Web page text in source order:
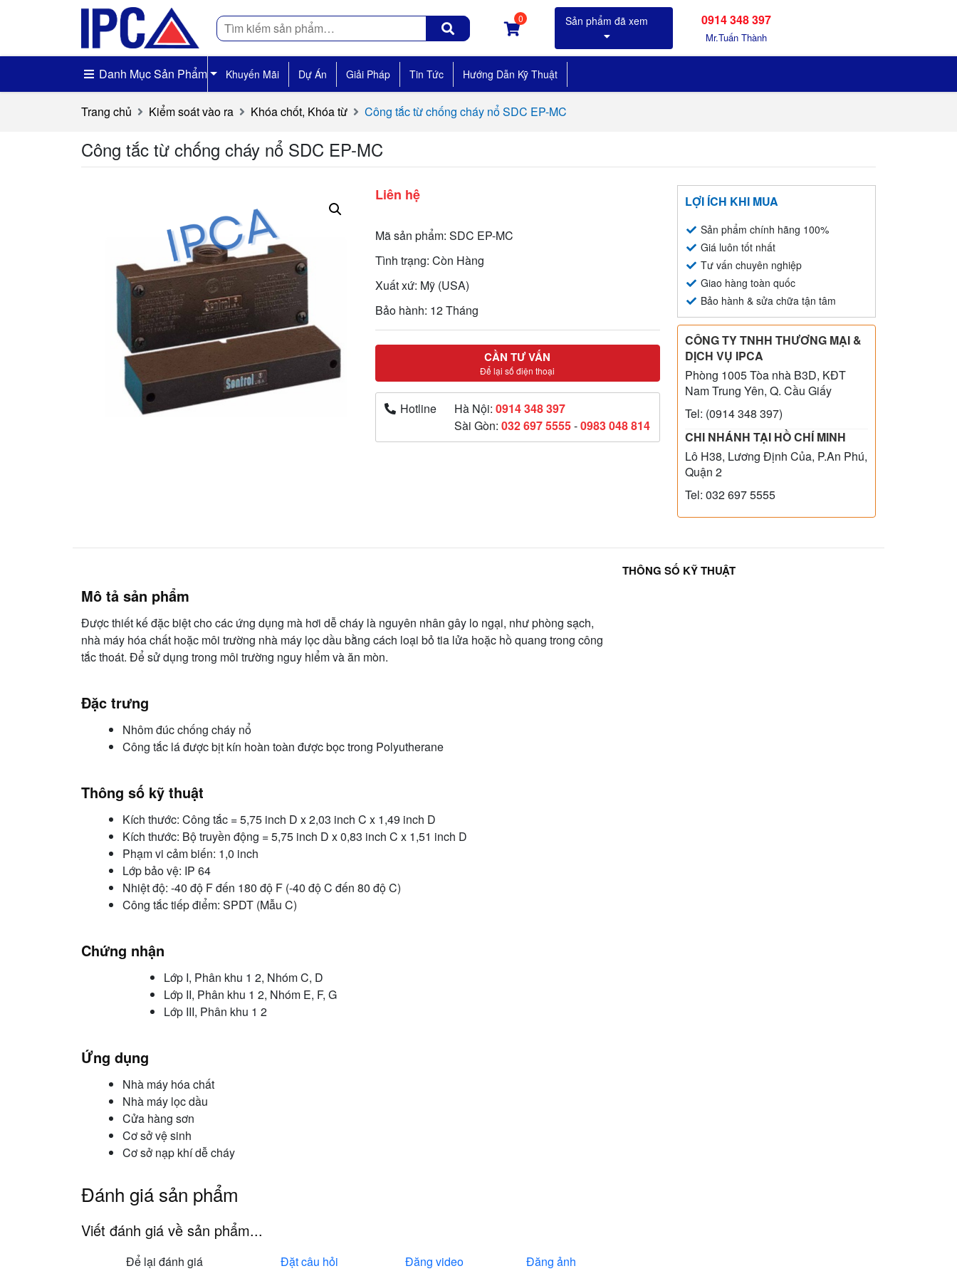
Tìm
kiếm
0 0914 348 397
Mr.Tuấn Thành
Danh Mục Sản Phẩm Khuyến Mãi Dự Án Giải Pháp Tin Tức Hướng Dẫn Kỹ Thuật
Trang chủ Kiểm soát vào ra Khóa chốt, Khóa từ Công tắc từ chống cháy nổ SDC EP-MC
Công tắc từ chống cháy nổ SDC EP-MC
Liên hệ
Mã sản phẩm: SDC EP-MC
Tình trạng: Còn Hàng
Xuất xứ: Mỹ (USA)
Bảo hành: 12 Tháng
CẦN TƯ VẤN
Để lại số điện thoại
Hotline Hà Nội:0914 348 397
Sài Gòn:032 697 5555-0983 048 814
LỢI ÍCH KHI MUA
Sản phẩm chính hãng 100%
Giá luôn tốt nhất
Tư vấn chuyên nghiệp
Giao hàng toàn quốc
Bảo hành & sửa chữa tận tâm
CÔNG TY TNHH THƯƠNG MẠI &
DỊCH VỤ IPCA
Phòng 1005 Tòa nhà B3D, KĐT
Nam Trung Yên, Q. Cầu Giấy
Tel: (0914 348 397)
CHI NHÁNH TẠI HỒ CHÍ MINH
Lô H38, Lương Định Của, P.An Phú,
Quận 2
Tel: 032 697 5555
Mô tả sản phẩm
Được thiết kế đặc biệt cho các ứng dụng mà hơi dễ cháy là nguyên nhân gây lo ngại, như phòng sạch,
nhà máy hóa chất hoặc môi trường nhà máy lọc dầu bằng cách loại bỏ tia lửa hoặc hồ quang trong công
tắc thoát. Để sử dụng trong môi trường nguy hiểm và ăn mòn.
Đặc trưng
Nhôm đúc chống cháy nổ
Công tắc lá được bịt kín hoàn toàn được bọc trong Polyutherane
Thông số kỹ thuật
Kích thước: Công tắc = 5,75 inch D x 2,03 inch C x 1,49 inch D
Kích thước: Bộ truyền động = 5,75 inch D x 0,83 inch C x 1,51 inch D
Phạm vi cảm biến: 1,0 inch
Lớp bảo vệ: IP 64
Nhiệt độ: -40 độ F đến 180 độ F (-40 độ C đến 80 độ C)
Công tắc tiếp điểm: SPDT (Mẫu C)
Chứng nhận
Lớp I, Phân khu 1 2, Nhóm C, D
Lớp II, Phân khu 1 2, Nhóm E, F, G
Lớp III, Phân khu 1 2
Ứng dụng
Nhà máy hóa chất
Nhà máy lọc dầu
Cửa hàng sơn
Cơ sở vệ sinh
Cơ sở nạp khí dễ cháy
Đánh giá sản phẩm
Viết đánh giá về sản phẩm...
Để lại đánh giá Đặt câu hỏi Đăng video Đăng ảnh
THÔNG SỐ KỸ THUẬT